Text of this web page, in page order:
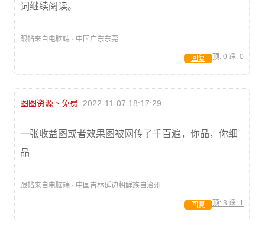
词继续阅读。
跟帖来自电脑端 · 中国广东东莞
顶: 0 踩: 0
回复
图图资源丶免费 2022-11-07 18:17:29
一张收益图或者效果图被网传了千百遍，你品，你细
品
跟帖来自电脑端 · 中国吉林延边朝鲜族自治州
顶: 3 踩: 1
回复